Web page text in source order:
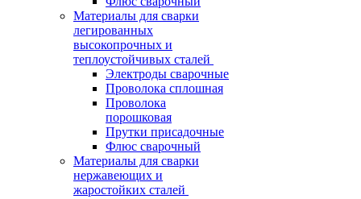
Материалы для сварки
легированных
высокопрочных и
теплоустойчивых сталей
Электроды сварочные
Проволока сплошная
Проволока
порошковая
Прутки присадочные
Флюс сварочный
Материалы для сварки
нержавеющих и
жаростойких сталей